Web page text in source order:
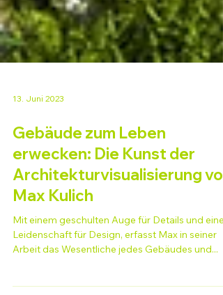
13. Juni 2023
Gebäude zum Leben
erwecken: Die Kunst der
Architekturvisualisierung von
Max Kulich
Leidenschaft für Design, erfasst Max in seiner